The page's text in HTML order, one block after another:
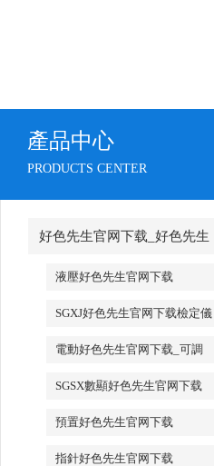
產品中心
PRODUCTS CENTER
好色先生官网下载_好色先生
官网下载廠家
液壓好色先生官网下载
SGXJ好色先生官网下载檢定儀
_SGXJ扭矩扳手檢定儀
電動好色先生官网下载_可調
試電動好色先生官网下载
SGSX數顯好色先生官网下载
_SGTS數顯好色先生官网下载
預置好色先生官网下载
指針好色先生官网下载